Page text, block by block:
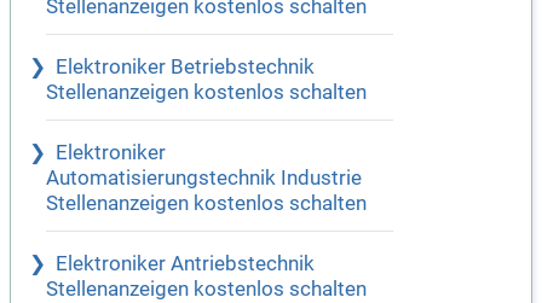
Stellenanzeigen kostenlos schalten
Elektroniker Betriebstechnik
Stellenanzeigen kostenlos schalten
Elektroniker
Automatisierungstechnik Industrie
Stellenanzeigen kostenlos schalten
Elektroniker Antriebstechnik
Stellenanzeigen kostenlos schalten